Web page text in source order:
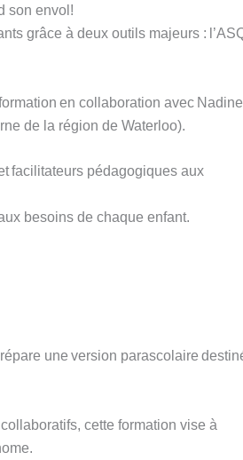
son envol!
grâce à deux outils majeurs :
en collaboration avec Nadine
de la région de Waterloo).
facilitateurs pédagogiques aux
besoins de chaque enfant.
une version parascolaire
cette formation vise à